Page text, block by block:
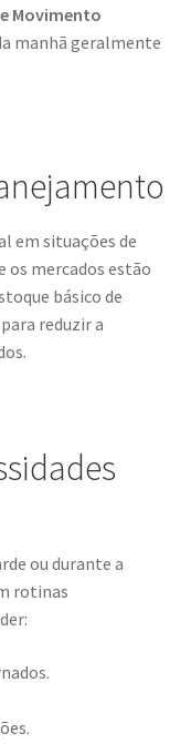
Movimento
manhã geralmente
em situações de
os mercados estão
básico de
reduzir a
ou durante a
rotinas